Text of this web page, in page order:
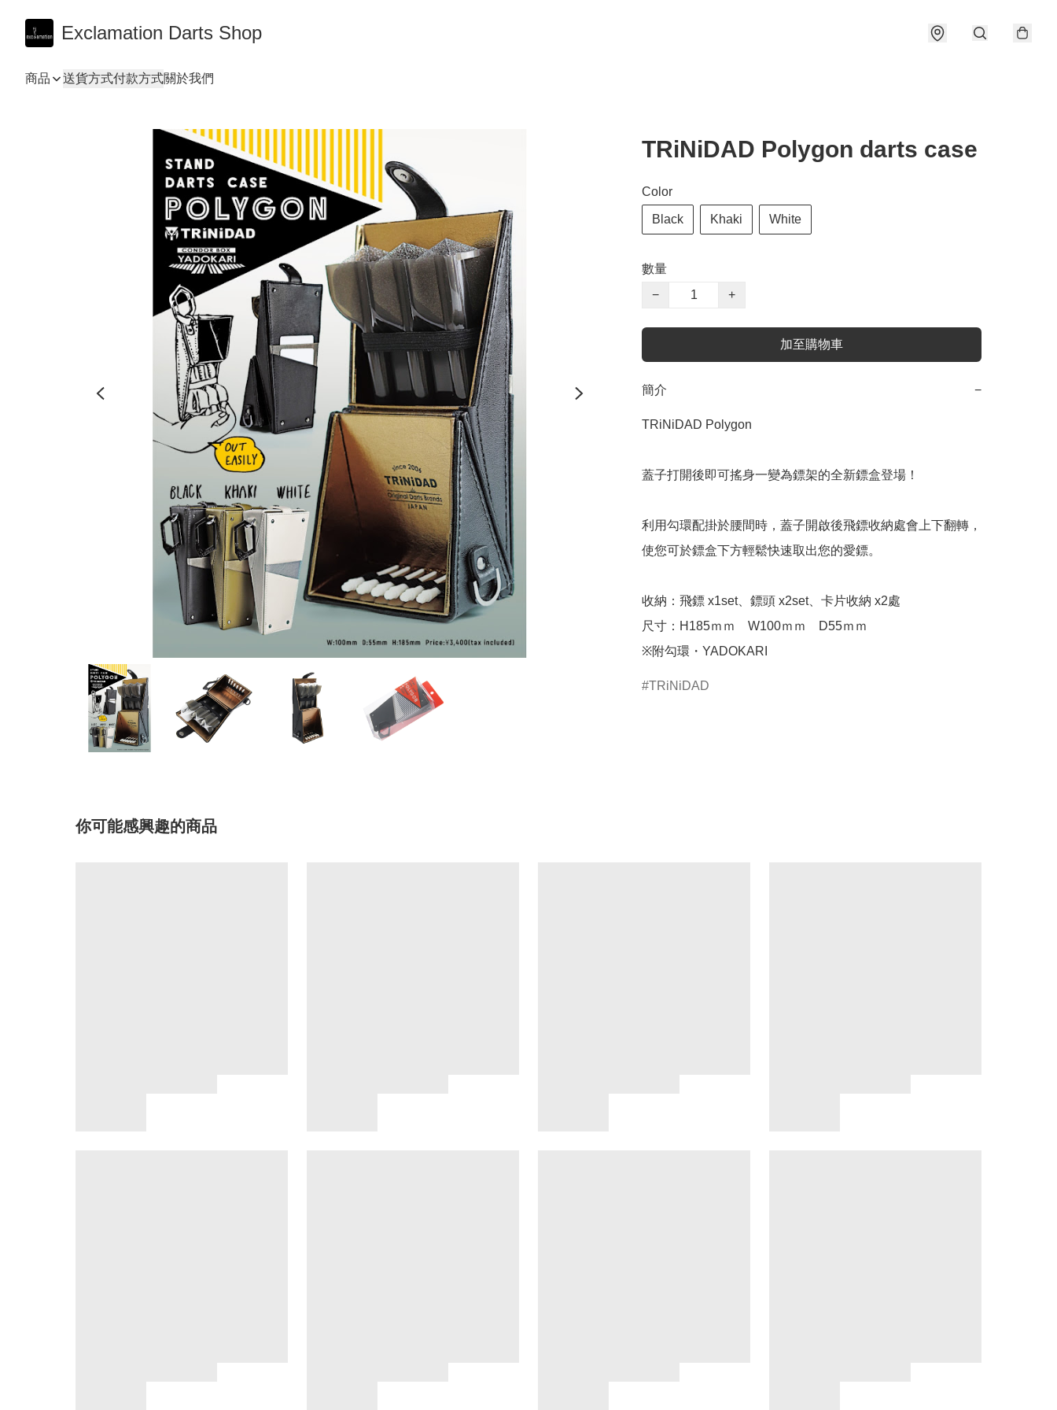
Exclamation Darts Shop
商品 送貨方式付款方式關於我們
TRiNiDAD Polygon darts case
Color
Black Khaki White
數量
−
+
加至購物車
簡介 −
TRiNiDAD Polygon
蓋子打開後即可搖身一變為鏢架的全新鏢盒登場！
利用勾環配掛於腰間時，蓋子開啟後飛鏢收納處會上下翻轉，
使您可於鏢盒下方輕鬆快速取出您的愛鏢。
收納：飛鏢 x1set、鏢頭 x2set、卡片收納 x2處
尺寸：H185ｍｍ　W100ｍｍ　D55ｍｍ
※附勾環・YADOKARI
TRiNiDAD
你可能感興趣的商品